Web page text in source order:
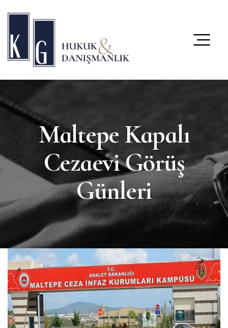
Maltepe Kapalı
Cezaevi Görüş
Günleri